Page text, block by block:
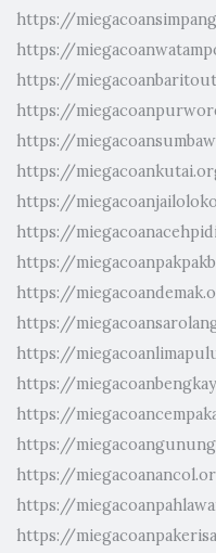
https://
https://
https://
https://
https://
https://
https://
https://
https://
https://
https://
https://
https://
https://
https://
https://
https://
https://